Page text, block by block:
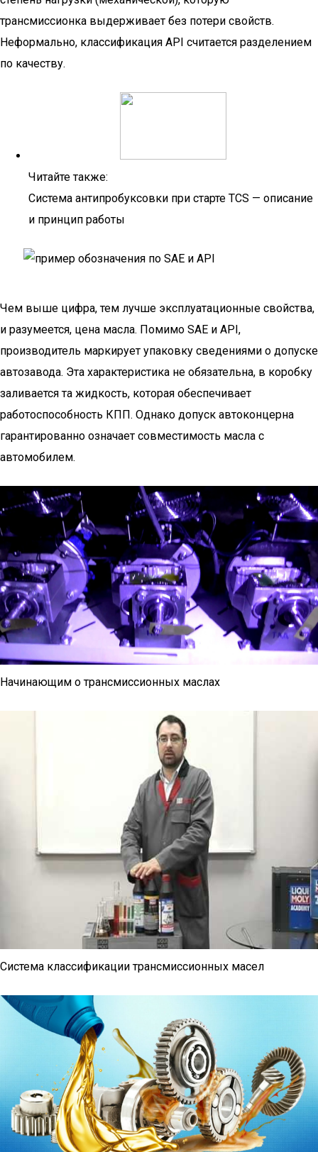
трансмиссионка выдерживает без потери свойств.
Неформально, классификация API считается разделением
по качеству.
Читайте также:
Система антипробуксовки при старте TCS — описание
и принцип работы
Чем выше цифра, тем лучше эксплуатационные свойства,
и разумеется, цена масла. Помимо SAE и API,
производитель маркирует упаковку сведениями о допуске
автозавода. Эта характеристика не обязательна, в коробку
заливается та жидкость, которая обеспечивает
работоспособность КПП. Однако допуск автоконцерна
гарантированно означает совместимость масла с
автомобилем.
Начинающим о трансмиссионных маслах
Система классификации трансмиссионных масел